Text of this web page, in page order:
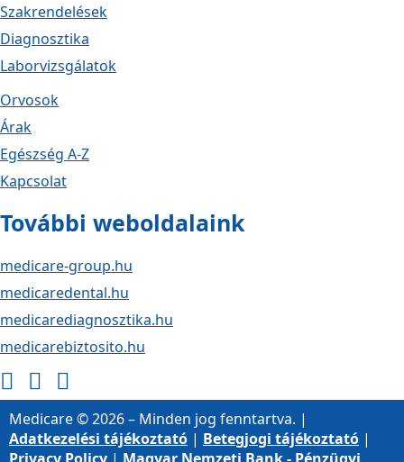
Szakrendelések
Diagnosztika
Laborvizsgálatok
Orvosok
Árak
Egészség A-Z
Kapcsolat
További weboldalaink
medicare-group.hu
medicaredental.hu
medicarediagnosztika.hu
medicarebiztosito.hu
Medicare © 2026 – Minden jog fenntartva. |
Adatkezelési tájékoztató | Betegjogi tájékoztató |